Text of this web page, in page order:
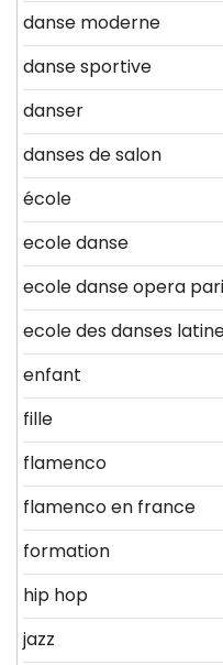
danse moderne
danse sportive
danser
danses de salon
école
ecole danse
ecole danse opera
ecole des danses
enfant
fille
flamenco
flamenco en france
formation
hip hop
jazz